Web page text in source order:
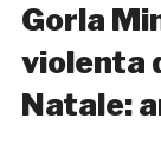
Gorla
violenta
Natale: